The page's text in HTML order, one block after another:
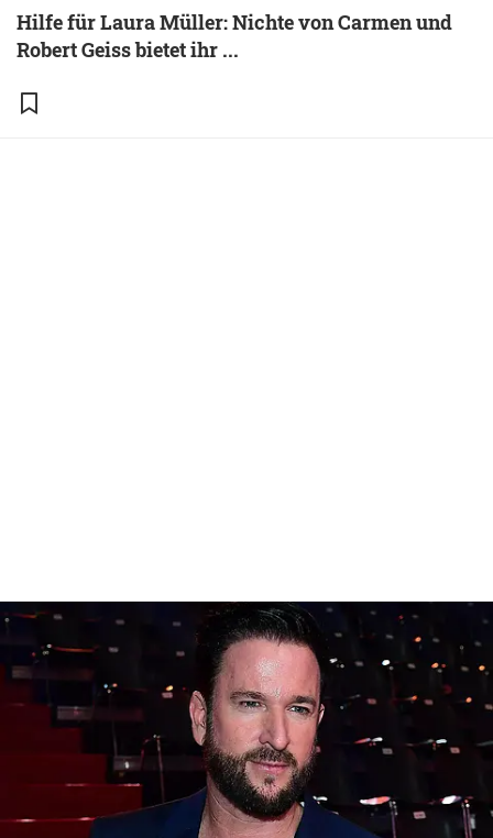
Hilfe für Laura Müller: Nichte von Carmen und
Robert Geiss bietet ihr ...